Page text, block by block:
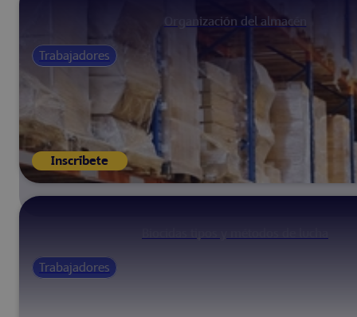
Organización del almacén
Trabajadores
Inscríbete
Trabajadores